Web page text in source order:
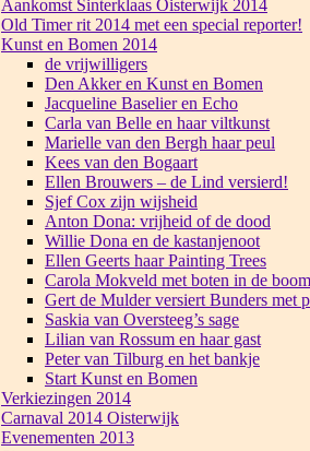
Aankomst Sinterklaas Oisterwijk 2014
Old Timer rit 2014 met een special reporter!
Kunst en Bomen 2014
de vrijwilligers
Den Akker en Kunst en Bomen
Jacqueline Baselier en Echo
Carla van Belle en haar viltkunst
Marielle van den Bergh haar peul
Kees van den Bogaart
Ellen Brouwers – de Lind versierd!
Sjef Cox zijn wijsheid
Anton Dona: vrijheid of de dood
Willie Dona en de kastanjenoot
Ellen Geerts haar Painting Trees
Carola Mokveld met boten in de boom
Gert de Mulder versiert Bunders met
Saskia van Oversteeg’s sage
Lilian van Rossum en haar gast
Peter van Tilburg en het bankje
Start Kunst en Bomen
Verkiezingen 2014
Carnaval 2014 Oisterwijk
Evenementen 2013